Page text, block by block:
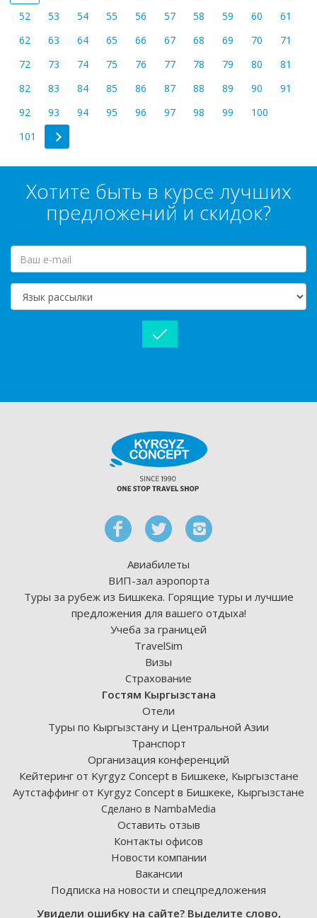
52
53 54 55 56 57 58 59 60
61
62
63 64 65 66 67 68 69 70
71
72
73 74 75 76 77 78 79 80
81
82
83 84 85 86 87 88 89 90
91
92
93 94 95 96 97 98 99
100
101
Хотите быть в курсе лучших
предложений и скидок?
Авиабилеты
ВИП-зал аэропорта
Туры за рубеж из Бишкека. Горящие туры и лучшие
предложения для вашего отдыха!
Учеба за границей
TravelSim
Визы
Страхование
Гостям Кыргызстана
Отели
Туры по Кыргызстану и Центральной Азии
Транспорт
Организация конференций
Кейтеринг от Kyrgyz Concept в Бишкеке, Кыргызстане
Аутстаффинг от Kyrgyz Concept в Бишкеке, Кыргызстане
Сделано в NambaMedia
Оставить отзыв
Контакты офисов
Новости компании
Вакансии
Подписка на новости и спецпредложения
Увидели ошибку на сайте? Выделите слово,